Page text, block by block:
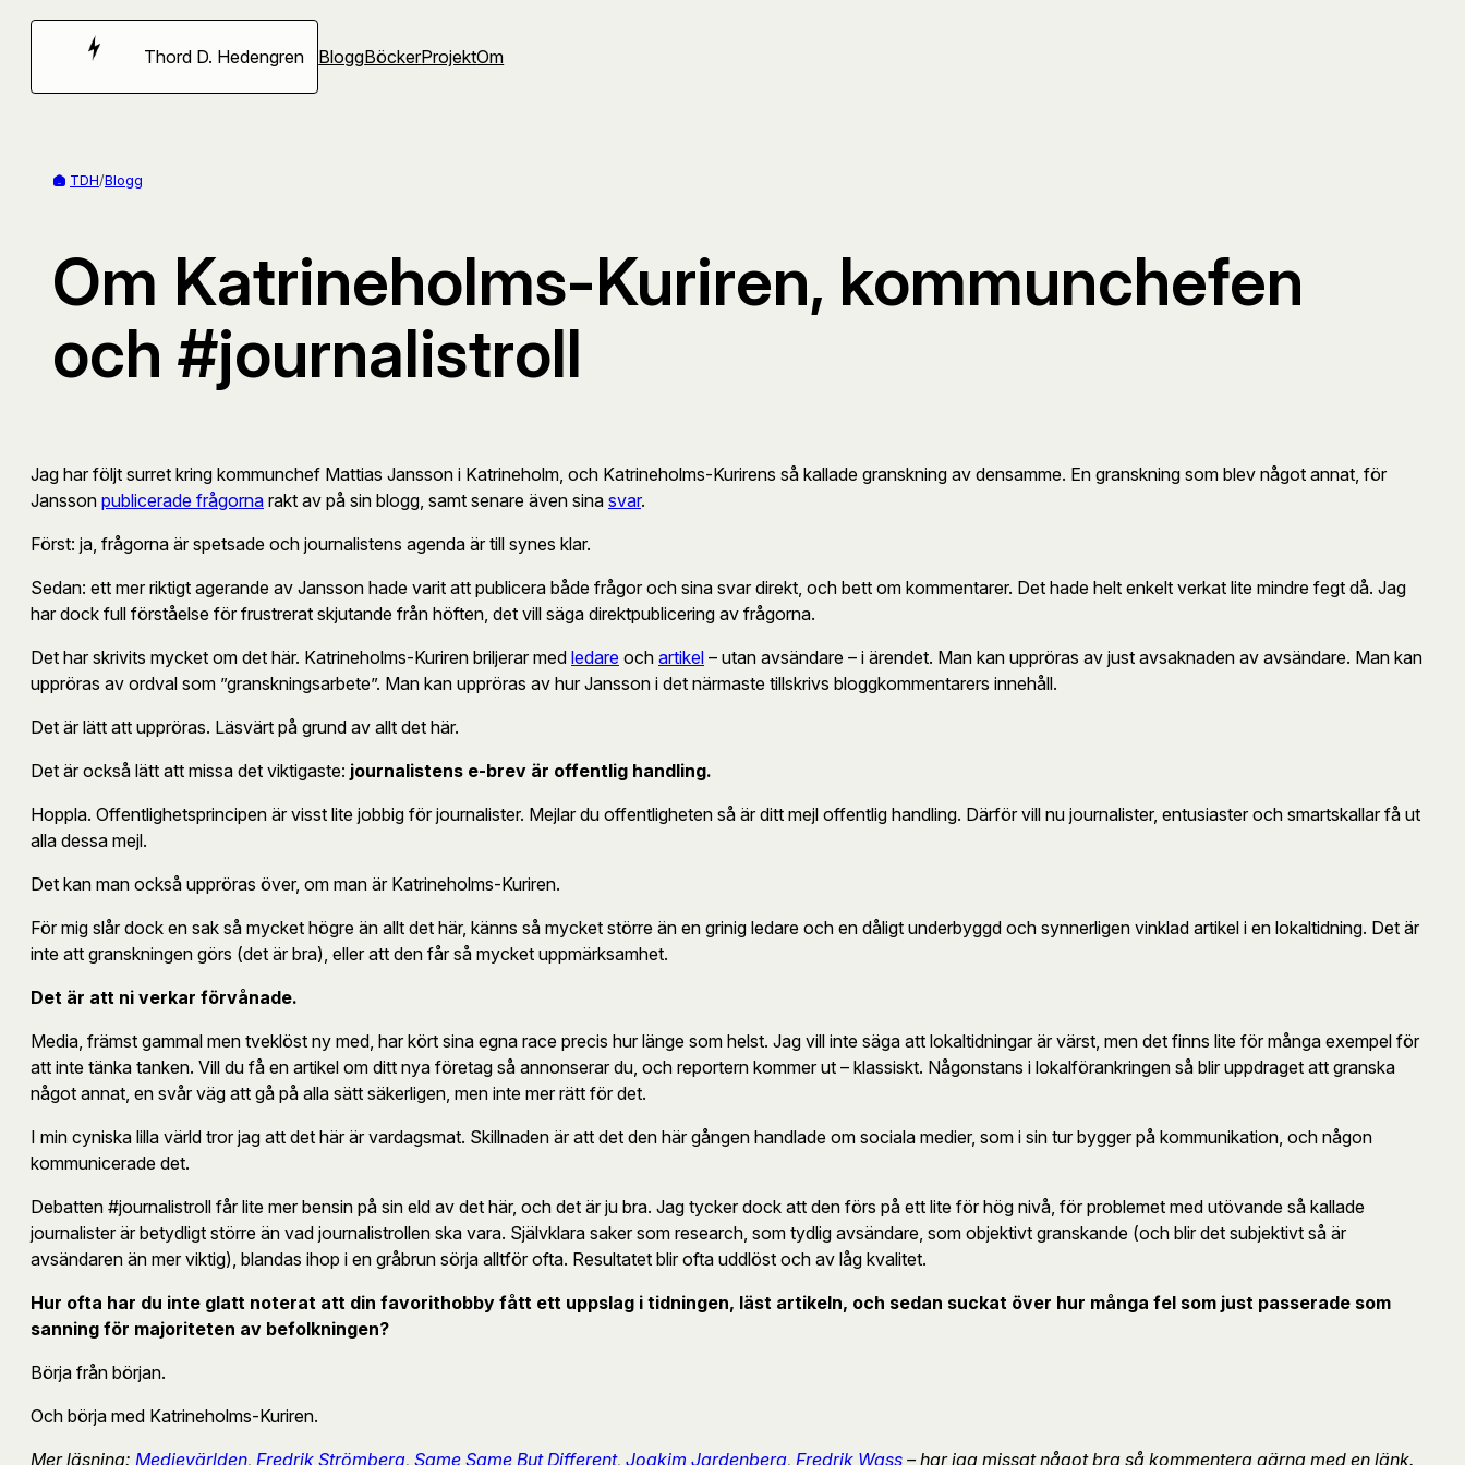
Hoppa
Thord D. Hedengren BloggBöckerProjektOm
TDH/Blogg
Om Katrineholms-Kuriren, kommunchefen
och #journalistroll
Jag har följt surret kring kommunchef Mattias Jansson i Katrineholm, och Katrineholms-Kurirens så kallade granskning av densamme. En granskning som blev något annat, för
Jansson publicerade frågorna rakt av på sin blogg, samt senare även sina svar.
Först: ja, frågorna är spetsade och journalistens agenda är till synes klar.
Sedan: ett mer riktigt agerande av Jansson hade varit att publicera både frågor och sina svar direkt, och bett om kommentarer. Det hade helt enkelt verkat lite mindre fegt då. Jag
har dock full förståelse för frustrerat skjutande från höften, det vill säga direktpublicering av frågorna.
Det har skrivits mycket om det här. Katrineholms-Kuriren briljerar med ledare och artikel – utan avsändare – i ärendet. Man kan uppröras av just avsaknaden av avsändare. Man kan
uppröras av ordval som ”granskningsarbete”. Man kan uppröras av hur Jansson i det närmaste tillskrivs bloggkommentarers innehåll.
Det är lätt att uppröras. Läsvärt på grund av allt det här.
Det är också lätt att missa det viktigaste: journalistens e-brev är offentlig handling.
Hoppla. Offentlighetsprincipen är visst lite jobbig för journalister. Mejlar du offentligheten så är ditt mejl offentlig handling. Därför vill nu journalister, entusiaster och smartskallar få ut
alla dessa mejl.
Det kan man också uppröras över, om man är Katrineholms-Kuriren.
För mig slår dock en sak så mycket högre än allt det här, känns så mycket större än en grinig ledare och en dåligt underbyggd och synnerligen vinklad artikel i en lokaltidning. Det är
inte att granskningen görs (det är bra), eller att den får så mycket uppmärksamhet.
Det är att ni verkar förvånade.
Media, främst gammal men tveklöst ny med, har kört sina egna race precis hur länge som helst. Jag vill inte säga att lokaltidningar är värst, men det finns lite för många exempel för
att inte tänka tanken. Vill du få en artikel om ditt nya företag så annonserar du, och reportern kommer ut – klassiskt. Någonstans i lokalförankringen så blir uppdraget att granska
något annat, en svår väg att gå på alla sätt säkerligen, men inte mer rätt för det.
I min cyniska lilla värld tror jag att det här är vardagsmat. Skillnaden är att det den här gången handlade om sociala medier, som i sin tur bygger på kommunikation, och någon
kommunicerade det.
Debatten #journalistroll får lite mer bensin på sin eld av det här, och det är ju bra. Jag tycker dock att den förs på ett lite för hög nivå, för problemet med utövande så kallade
journalister är betydligt större än vad journalistrollen ska vara. Självklara saker som research, som tydlig avsändare, som objektivt granskande (och blir det subjektivt så är
avsändaren än mer viktig), blandas ihop i en gråbrun sörja alltför ofta. Resultatet blir ofta uddlöst och av låg kvalitet.
Hur ofta har du inte glatt noterat att din favorithobby fått ett uppslag i tidningen, läst artikeln, och sedan suckat över hur många fel som just passerade som
sanning för majoriteten av befolkningen?
Börja från början.
Och börja med Katrineholms-Kuriren.
Mer läsning: Medievärlden, Fredrik Strömberg, Same Same But Different, Joakim Jardenberg, Fredrik Wass – har jag missat något bra så kommentera gärna med en länk.